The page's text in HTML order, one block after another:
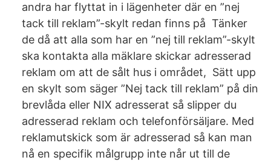
andra har flyttat in i lägenheter där en ”nej
tack till reklam”-skylt redan finns på Tänker
de då att alla som har en ”nej till reklam”-skylt
ska kontakta alla mäklare skickar adresserad
reklam om att de sålt hus i området, Sätt upp
en skylt som säger ”Nej tack till reklam” på din
brevlåda eller NIX adresserat så slipper du
adresserad reklam och telefonförsäljare. Med
reklamutskick som är adresserad så kan man
nå en specifik målgrupp inte når ut till de